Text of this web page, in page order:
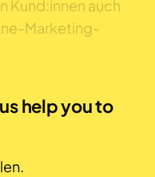
Kund:innen auch
Marketing-
help you to